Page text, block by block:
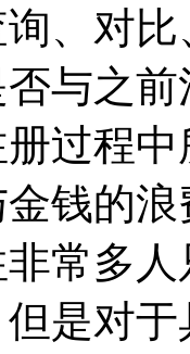
、对
与之
过程
钱的
常多
是对